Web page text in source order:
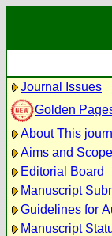
Journal Issues
Golden
About This
Aims and Scope
Editorial Board
Manuscript
Guidelines for
Manuscript